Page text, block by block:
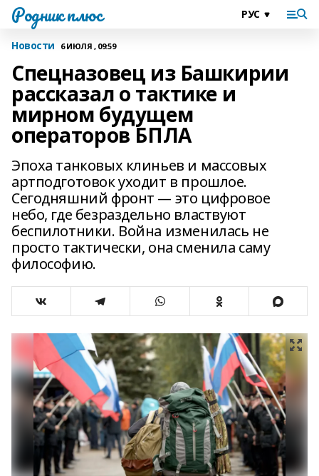
Родник плюс
Новости 6 ИЮЛЯ , 09:59
Спецназовец из Башкирии
рассказал о тактике и
мирном будущем
операторов БПЛА
Эпоха танковых клиньев и массовых
артподготовок уходит в прошлое.
Сегодняшний фронт — это цифровое
небо, где безраздельно властвуют
беспилотники. Война изменилась не
просто тактически, она сменила саму
философию.